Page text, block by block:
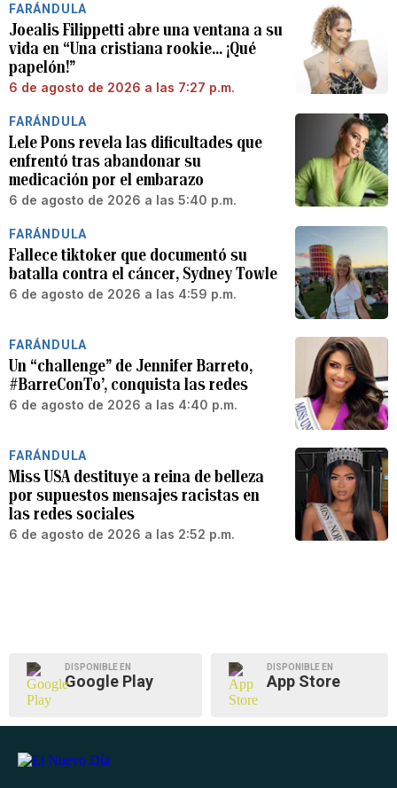
FARÁNDULA
Joealis Filippetti abre una ventana a su
vida en “Una cristiana rookie… ¡Qué
papelón!”
6 de agosto de 2026 a las 7:27 p.m.
FARÁNDULA
Lele Pons revela las dificultades que
enfrentó tras abandonar su
medicación por el embarazo
6 de agosto de 2026 a las 5:40 p.m.
FARÁNDULA
Fallece tiktoker que documentó su
batalla contra el cáncer, Sydney Towle
6 de agosto de 2026 a las 4:59 p.m.
FARÁNDULA
Un “challenge” de Jennifer Barreto,
#BarreConTo’, conquista las redes
6 de agosto de 2026 a las 4:40 p.m.
FARÁNDULA
Miss USA destituye a reina de belleza
por supuestos mensajes racistas en
las redes sociales
6 de agosto de 2026 a las 2:52 p.m.
DISPONIBLE EN
Google Play
DISPONIBLE EN
App Store